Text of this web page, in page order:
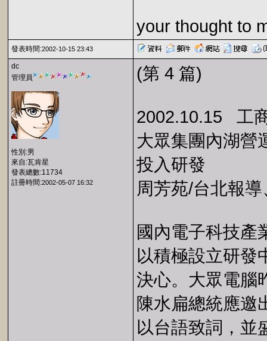
your thought to
發表時間:2002-10-15 23:43
dc
管理員
性別:男
來自:瓦肯星
發表總數:11734
註冊時間:2002-05-07 16:32
(第 4 篇)
2002.10.15 工
大眾集團內湖營
投入研發
周芳苑/台北報
國內電子科技產
以積極設立研發
決心。大眾電腦
陳水扁總統應邀
以台語致詞，並